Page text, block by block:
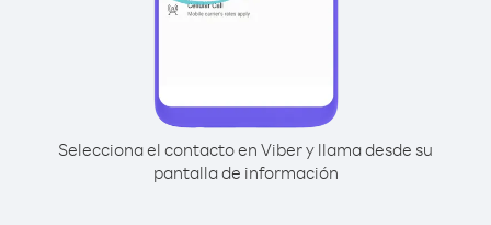
Selecciona el contacto en Viber y llama desde su
pantalla de información